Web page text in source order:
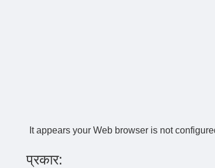
It appears your Web browser is not
प्रकार: